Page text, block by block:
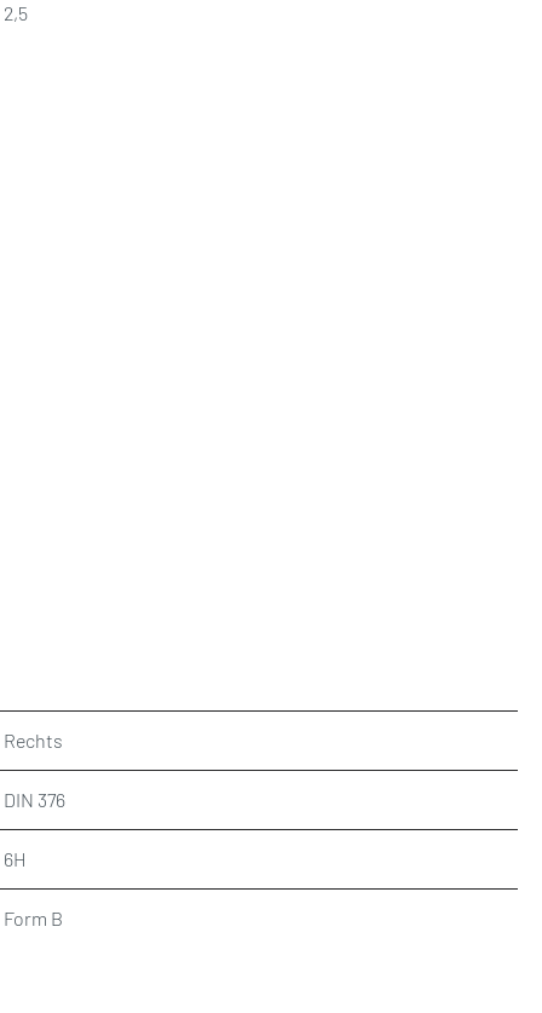
2,5
Rechts
DIN 376
6H
Form B